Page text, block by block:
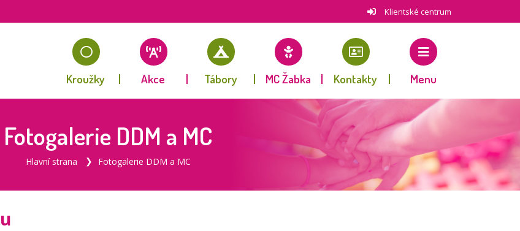
Klientské centrum
Kroužky Akce Tábory MC Žabka Kontakty Menu
Fotogalerie DDM a MC
Hlavní strana Fotogalerie DDM a MC